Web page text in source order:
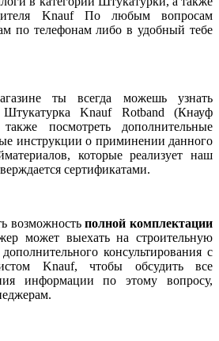
Knauf По любым вопросам
по телефонам либо в удобный тебе
ты всегда можешь узнать
Knauf Rotband (Кнауф
посмотреть дополнительные
инструкции о приминении данного
которые реализует наш
сертификатами.
возможностьполной комплектации
может выехать на строительную
консультирования с
Knauf, чтобы обсудить все
информации по этому вопросу,